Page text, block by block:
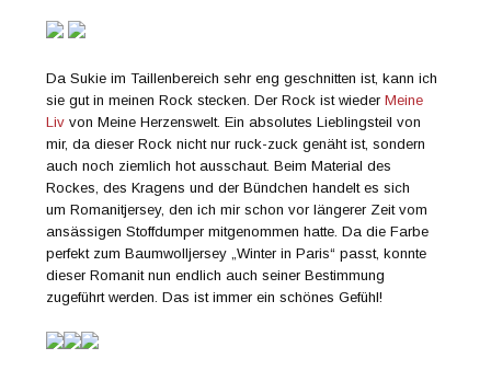
Da Sukie im Taillenbereich sehr eng geschnitten ist, kann ich
sie gut in meinen Rock stecken. Der Rock ist wiederMeine
Liv von Meine Herzenswelt. Ein absolutes Lieblingsteil von
mir, da dieser Rock nicht nur ruck-zuck genäht ist, sondern
auch noch ziemlich hot ausschaut. Beim Material des
Rockes, des Kragens und der Bündchen handelt es sich
um Romanitjersey, den ich mir schon vor längerer Zeit vom
ansässigen Stoffdumper mitgenommen hatte. Da die Farbe
perfekt zum Baumwolljersey „Winter in Paris“ passt, konnte
dieser Romanit nun endlich auch seiner Bestimmung
zugeführt werden. Das ist immer ein schönes Gefühl!